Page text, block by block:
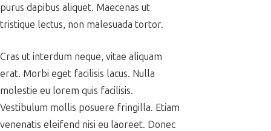
purus dapibus aliquet. Maecenas ut
tristique lectus, non malesuada tortor.
Cras ut interdum neque, vitae aliquam
erat. Morbi eget facilisis lacus. Nulla
molestie eu lorem quis facilisis.
Vestibulum mollis posuere fringilla. Etiam
venenatis eleifend nisi eu laoreet. Donec